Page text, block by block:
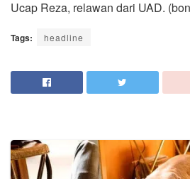
Ucap Reza, relawan dari UAD.
Tags: headline